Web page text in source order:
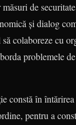
de
și dialog
colaboreze cu
problemele
constă în
pentru a